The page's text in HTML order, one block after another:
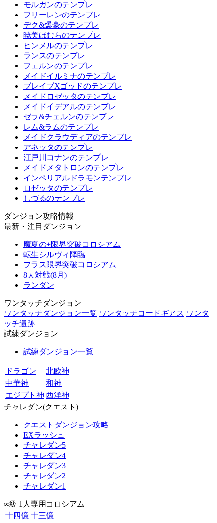
モルガンのテンプレ
フリーレンのテンプレ
デク&爆豪のテンプレ
暁美ほむらのテンプレ
ヒンメルのテンプレ
ランスのテンプレ
フェルンのテンプレ
メイドイルミナのテンプレ
ブレイブXゴッドのテンプレ
メイドロゼッタのテンプレ
メイドイデアルのテンプレ
ゼラ&チェルンのテンプレ
レム&ラムのテンプレ
メイドクラウディアのテンプレ
アネッタのテンプレ
江戸川コナンのテンプレ
メイドメタトロンのテンプレ
インペリアルドラモンテンプレ
ロゼッタのテンプレ
しづるのテンプレ
ダンジョン攻略情報
最新・注目ダンジョン
魔夏の+限界突破コロシアム
転生シルヴィ降臨
プラス限界突破コロシアム
8人対戦(8月)
ランダン
ワンタッチダンジョン
ワンタッチダンジョン一覧 ワンタッチコードギアス ワンタ
ッチ遺跡
試練ダンジョン
試練ダンジョン一覧
ドラゴン
北欧神
中華神
和神
エジプト神 西洋神
チャレダン(クエスト)
クエストダンジョン攻略
EXラッシュ
チャレダン5
チャレダン4
チャレダン3
チャレダン2
チャレダン1
∞級 1人専用コロシアム
十四億 十三億